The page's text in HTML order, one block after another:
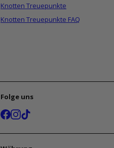
Knotten Treuepunkte
Knotten Treuepunkte FAQ
Folge uns
Facebook
Instagram